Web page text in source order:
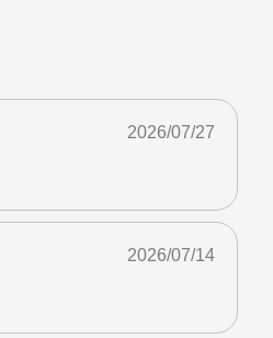
2026/07/27
2026/07/14